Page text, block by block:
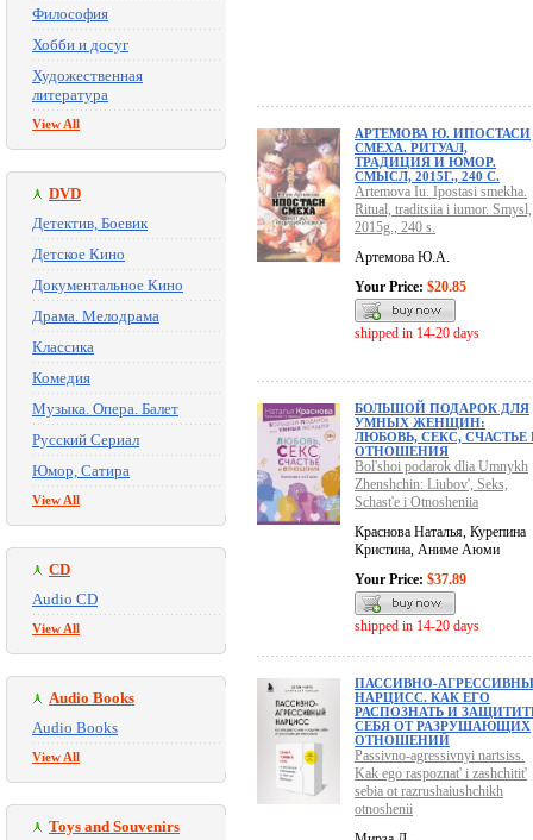
Философия
Хобби и досуг
Художественная
литература
View All
DVD
Детектив, Боевик
Детское Кино
Документальное Кино
Драма. Мелодрама
Классика
Комедия
Музыка. Опера. Балет
Русский Сериал
Юмор, Сатира
View All
CD
Audio CD
View All
Audio Books
Audio Books
View All
Toys and Souvenirs
АРТЕМОВА Ю. ИПОСТАСИ
СМЕХА. РИТУАЛ,
ТРАДИЦИЯ И ЮМОР.
СМЫСЛ, 2015Г., 240 С.
Artemova Iu. Ipostasi smekha.
Ritual, traditsiia i iumor. Smysl,
2015g., 240 s.
Артемова Ю.А.
Your Price: $20.85
shipped in 14-20 days
БОЛЬШОЙ ПОДАРОК ДЛЯ
УМНЫХ ЖЕНЩИН:
ЛЮБОВЬ, СЕКС, СЧАСТЬЕ
ОТНОШЕНИЯ
Bol'shoi podarok dlia Umnykh
Zhenshchin: Liubov', Seks,
Schast'e i Otnosheniia
Краснова Наталья, Курепина
Кристина, Аниме Аюми
Your Price: $37.89
shipped in 14-20 days
ПАССИВНО-
НАРЦИСС. КАК ЕГО
РАСПОЗНАТЬ И
СЕБЯ ОТ РАЗРУШАЮЩИХ
ОТНОШЕНИЙ
Passivno-agressivnyi nartsiss.
Kak ego raspoznat' i zashchitit'
sebia ot razrushaiushchikh
otnoshenii